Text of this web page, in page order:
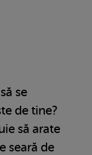
se
de tine?
să arate
seară de